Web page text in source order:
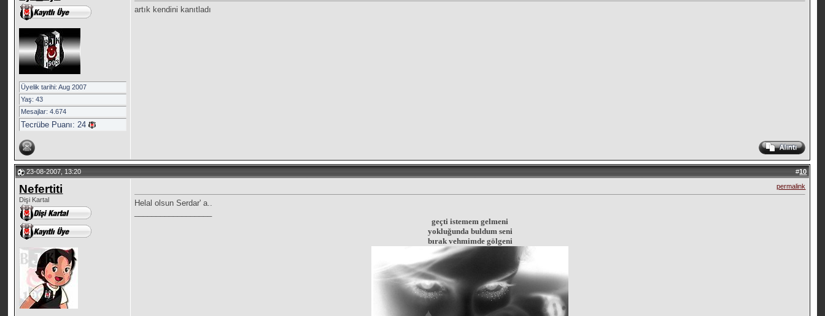
Üyelik tarihi: Aug 2007
Yaş: 43
Mesajlar: 4.674
Tecrübe Puanı:24
artık kendini kanıtladı
23-08-2007, 13:20 #10
Nefertiti
Dişi Kartal
permalink
Helal olsun Serdar' a..
geçti istemem gelmeni
yokluğunda buldum seni
bırak vehmimde gölgeni